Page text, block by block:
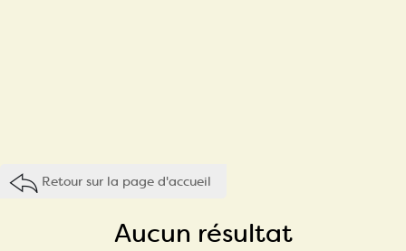
Retour sur la page d'accueil
Aucun résultat